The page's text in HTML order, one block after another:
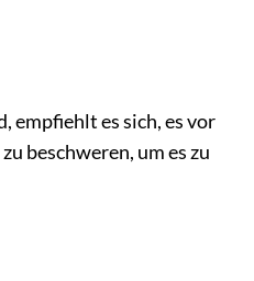
empfiehlt es sich, es vor
beschweren, um es zu